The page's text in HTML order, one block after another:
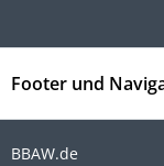
Footer und
BBAW.de